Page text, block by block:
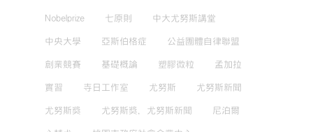
Nobelprize 七原則 中大尤努斯講堂
中央大學 亞斯伯格症 公益團體自律聯盟
創業競賽 基礎概論 塑膠微粒 孟加拉
實習 寺日工作室 尤努斯 尤努斯新聞
尤努斯獎 尤努斯獎，尤努斯新聞 尼泊爾